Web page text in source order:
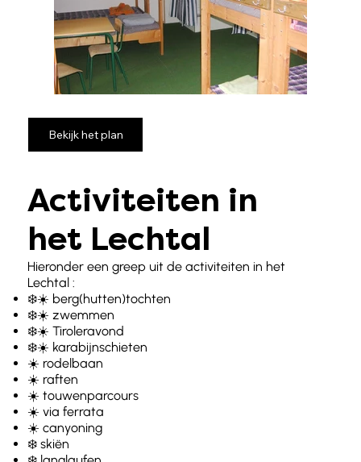
Activiteiten in
het Lechtal
Hieronder een greep uit de activiteiten in het
Lechtal :
❄️☀️ berg(hutten)tochten
❄️☀️ zwemmen
❄️☀️ Tiroleravond
❄️☀️ karabijnschieten
☀️ rodelbaan
☀️ raften
☀️ touwenparcours
☀️ via ferrata
☀️ canyoning
❄️ skiën
Bekijk het plan